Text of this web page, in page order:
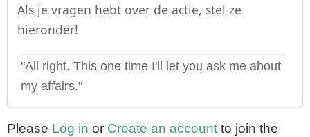
Als je vragen hebt over de actie, stel ze
hieronder!
"All right. This one time I'll let you ask me about
my affairs."
Please Log in or Create an account to join the